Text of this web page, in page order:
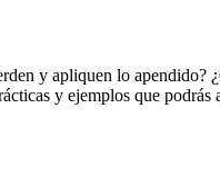
y apliquen lo apendido?
y ejemplos que podrás